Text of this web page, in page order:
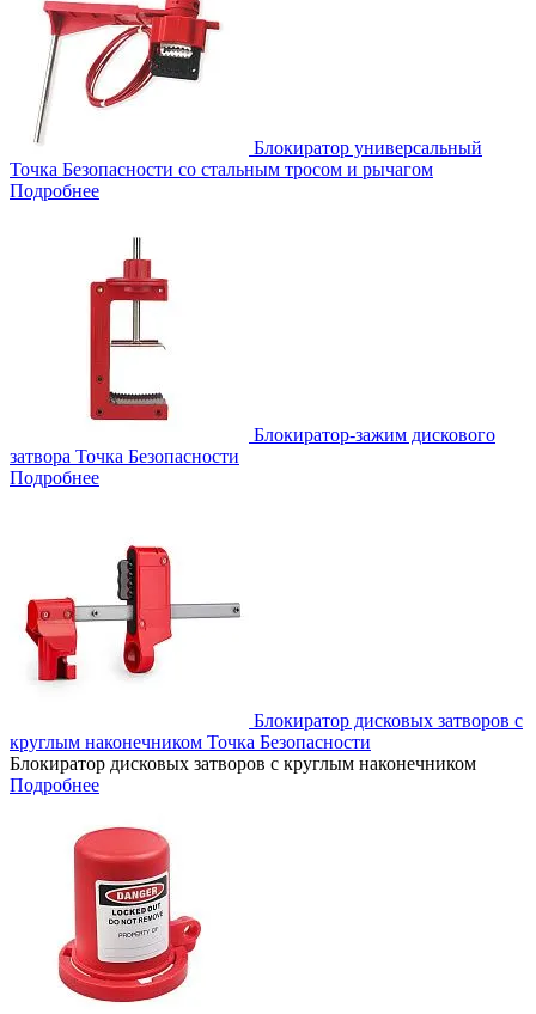
Блокиратор универсальный
Точка Безопасности со стальным тросом и рычагом
Подробнее
Блокиратор-зажим дискового
затвора Точка Безопасности
Подробнее
Блокиратор дисковых затворов с
круглым наконечником Точка Безопасности
Блокиратор дисковых затворов с круглым наконечником
Подробнее